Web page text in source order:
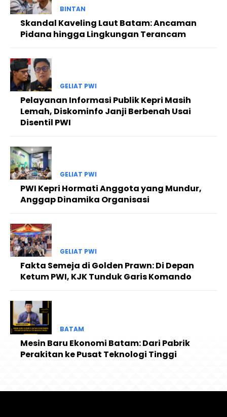
BINTAN
Skandal Kaveling Laut Batam: Ancaman
Pidana hingga Lingkungan Terancam
GELIAT PWI
Pelayanan Informasi Publik Kepri Masih
Lemah, Diskominfo Janji Berbenah Usai
Disentil PWI
GELIAT PWI
PWI Kepri Hormati Anggota yang Mundur,
Anggap Dinamika Organisasi
GELIAT PWI
Fakta Semeja di Golden Prawn: Di Depan
Ketum PWI, KJK Tunduk Garis Komando
BATAM
Mesin Baru Ekonomi Batam: Dari Pabrik
Perakitan ke Pusat Teknologi Tinggi